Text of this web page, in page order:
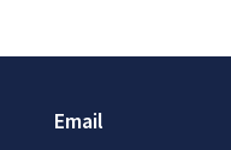
Email